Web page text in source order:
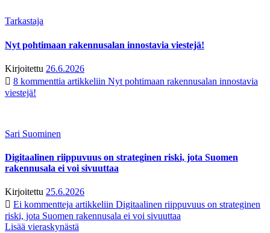
Tarkastaja
Nyt pohtimaan rakennusalan innostavia viestejä!
Kirjoitettu 26.6.2026
8 kommenttia artikkeliin Nyt pohtimaan rakennusalan innostavia
viestejä!
Sari Suominen
Digitaalinen riippuvuus on strateginen riski, jota Suomen
rakennusala ei voi sivuuttaa
Kirjoitettu 25.6.2026
Ei kommentteja artikkeliin Digitaalinen riippuvuus on strateginen
riski, jota Suomen rakennusala ei voi sivuuttaa
Lisää vieraskynästä